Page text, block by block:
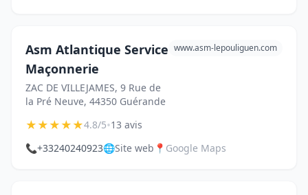
Asm Atlantique Service
Maçonnerie
ZAC DE VILLEJAMES, 9 Rue de
la Pré Neuve, 44350 Guérande
www.asm-lepouliguen.com
★★★★★4.8/5•13 avis
📞+33240240923🌐Site web 📍 Google Maps